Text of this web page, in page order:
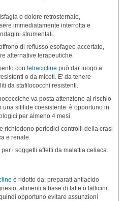
o dolore retrosternale,
immediatamente interrotta e
strumentali.
di reflusso esofageo accertato,
alternative terapeutiche.
con tetracicline può dar luogo a
o da miceti. E' da tenere
da stafilococchi resistenti.
va posta attenzione al rischio
sifilide coesistente: è opportuno in
per almeno 4 mesi.
richiedono periodici controlli della crasi
e renale.
i soggetti affetti da malattia celiaca.
è ridotto da: preparati antiacido
alimenti a base di latte o latticini,
opportuno evitare assunzioni